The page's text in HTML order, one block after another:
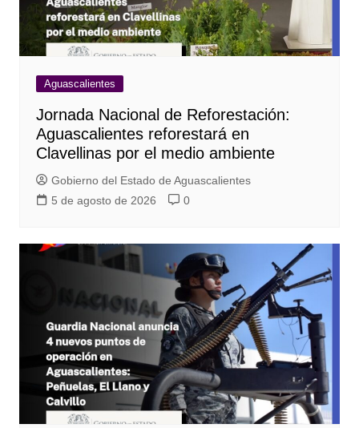
Aguascalientes
Jornada Nacional de Reforestación:
Aguascalientes reforestará en
Clavellinas por el medio ambiente
Gobierno del Estado de Aguascalientes
5 de agosto de 2026
0